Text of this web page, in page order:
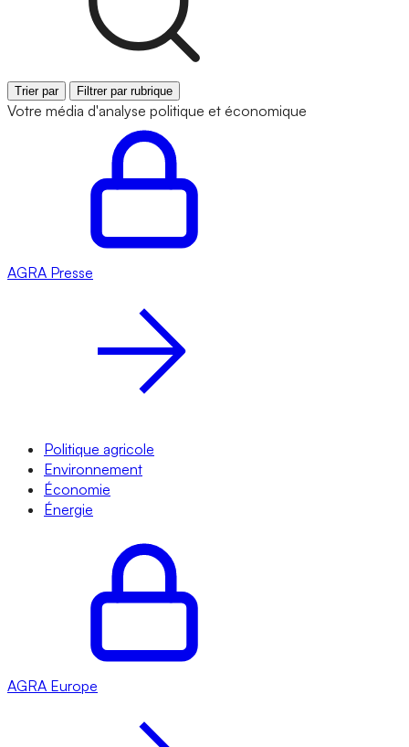
Trier par Filtrer par rubrique
Votre média d'analyse politique et économique
AGRA Presse
Politique agricole
Environnement
Économie
Énergie
AGRA Europe